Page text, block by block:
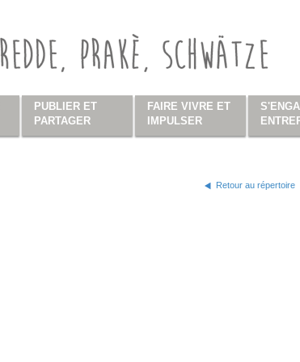
Retour au répertoire
PUBLIER ET
PARTAGER
FAIRE VIVRE ET
IMPULSER